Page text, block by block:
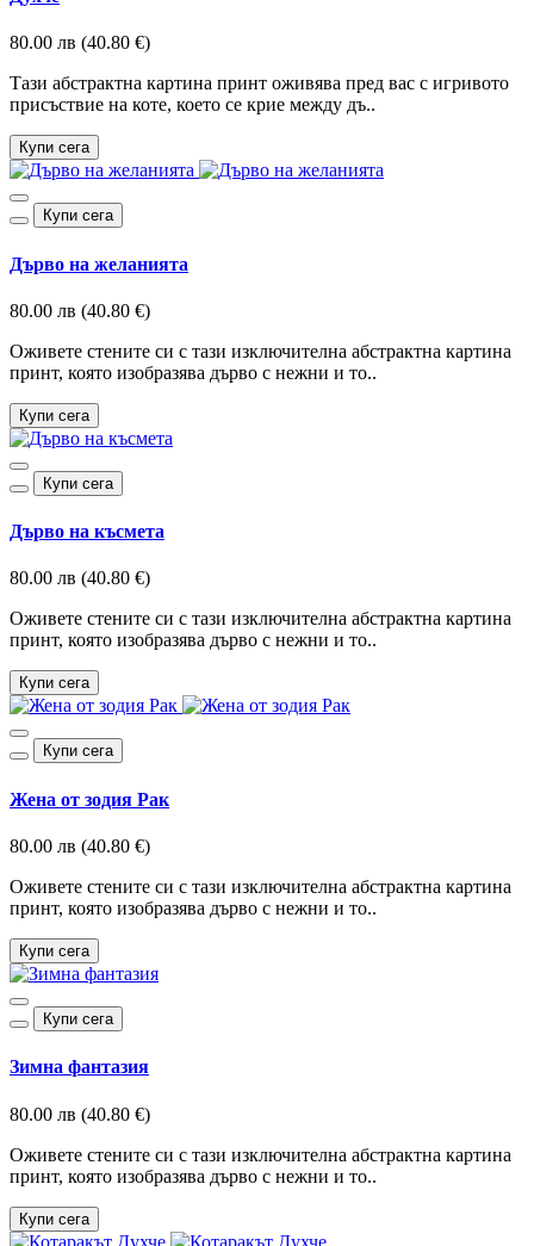
80.00 лв (40.80 €)
Тази абстрактна картина принт оживява пред вас с игривото
присъствие на коте, което се крие между дъ..
Купи сега
Купи сега
Дърво на желанията
80.00 лв (40.80 €)
Оживете стените си с тази изключителна абстрактна картина
принт, която изобразява дърво с нежни и то..
Купи сега
Купи сега
Дърво на късмета
80.00 лв (40.80 €)
Оживете стените си с тази изключителна абстрактна картина
принт, която изобразява дърво с нежни и то..
Купи сега
Купи сега
Жена от зодия Рак
80.00 лв (40.80 €)
Оживете стените си с тази изключителна абстрактна картина
принт, която изобразява дърво с нежни и то..
Купи сега
Купи сега
Зимна фантазия
80.00 лв (40.80 €)
Оживете стените си с тази изключителна абстрактна картина
принт, която изобразява дърво с нежни и то..
Купи сега